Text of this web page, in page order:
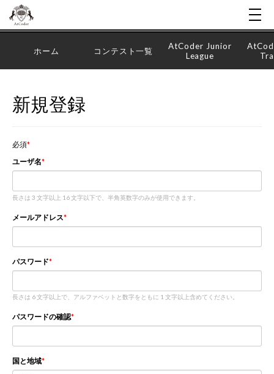
ホーム コンテスト一覧
AtCoder Junior
League
新規登録
必須
ユーザ名
長さは 3 文字以上 16 文字以下で、半角英数字のみが使用できます。
メールアドレス
パスワード
長さは 6 文字以上で、アルファベットと数字をともに 1 文字以上含めてください。
パスワードの確認
国と地域